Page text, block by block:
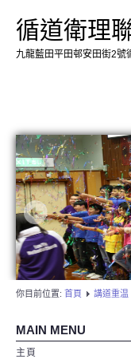
循道衛理
九龍藍田平田邨安田街2號
你目前位置: 首頁 講道重温
MAIN MENU
主頁